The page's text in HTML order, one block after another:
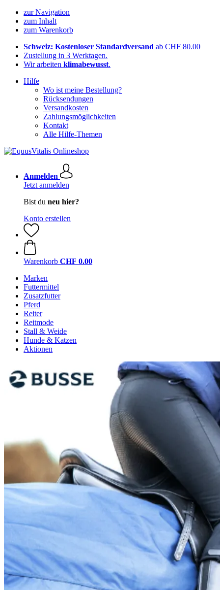
zur Navigation
zum Inhalt
zum Warenkorb
Schweiz: Kostenloser Standardversand ab CHF 80.00
Zustellung in 3 Werktagen.
Wir arbeiten klimabewusst.
Hilfe
Wo ist meine Bestellung?
Rücksendungen
Versandkosten
Zahlungsmöglichkeiten
Kontakt
Alle Hilfe-Themen
Anmelden
Jetzt anmelden
Bist du neu hier?
Konto erstellen
Warenkorb CHF 0.00
Marken
Futtermittel
Zusatzfutter
Pferd
Reiter
Reitmode
Stall & Weide
Hunde & Katzen
Aktionen